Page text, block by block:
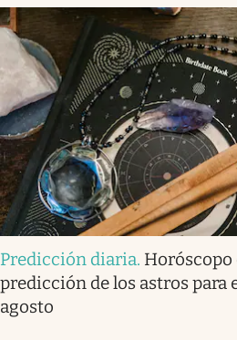
Predicción diaria. Horóscopo
predicción de los astros para
agosto